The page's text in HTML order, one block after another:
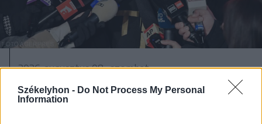
Székelyhon - Do Not Process My Personal
Information
2026. augusztus 08., szombat
A Tate-testvérek szabadlábra
helyezését kérik ügyvédeik